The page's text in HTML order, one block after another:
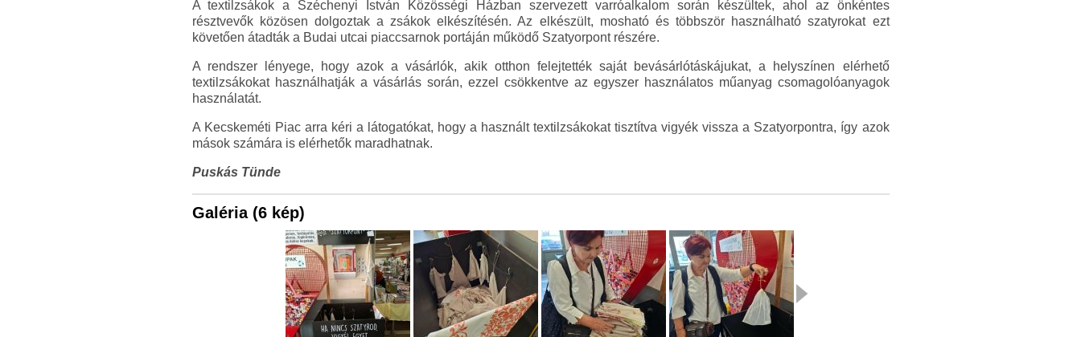
A textilzsákok a Széchenyi István Közösségi Házban szervezett varróalkalom során készültek, ahol az önkéntes
résztvevők közösen dolgoztak a zsákok elkészítésén. Az elkészült, mosható és többször használható szatyrokat ezt
követően átadták a Budai utcai piaccsarnok portáján működő Szatyorpont részére.
A rendszer lényege, hogy azok a vásárlók, akik otthon felejtették saját bevásárlótáskájukat, a helyszínen elérhető
textilzsákokat használhatják a vásárlás során, ezzel csökkentve az egyszer használatos műanyag csomagolóanyagok
használatát.
A Kecskeméti Piac arra kéri a látogatókat, hogy a használt textilzsákokat tisztítva vigyék vissza a Szatyorpontra, így azok
mások számára is elérhetők maradhatnak.
Puskás Tünde
Galéria (6 kép)